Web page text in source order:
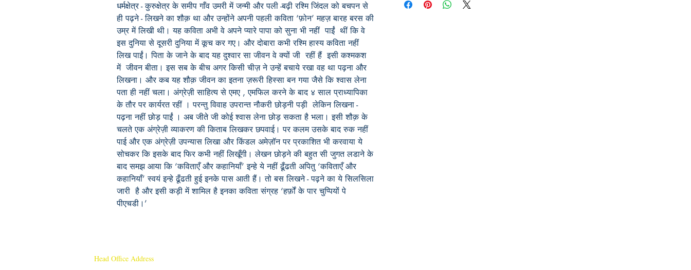
धर्मक्षेत्र - कुरुक्षेत्र के समीप गाँव उमरी में जन्मी और पली -बढ़ी रश्मि जिंदल को बचपन से
ही पढ़ने - लिखने का शौक़ था और उन्होंने अपनी पहली कविता ‘फ़ोन’ महज़ बारह बरस की
उम्र में लिखी थी। यह कविता अभी वे अपने प्यारे पापा को सुना भी नहीं पाईं थीं कि वे
इस दुनिया से दूसरी दुनिया में कूच कर गए। और दोबारा कभी रश्मि हास्य कविता नहीं
लिख पाईं। पिता के जाने के बाद यह दुश्वार सा जीवन वे क्यों जी रहीं हैं इसी कश्मकश
में जीवन बीता। इस सब के बीच अगर किसी चीज़ ने उन्हें बचाये रखा वह था पढ़ना और
लिखना। और कब यह शौक़ जीवन का इतना ज़रूरी हिस्सा बन गया जैसे कि श्वास लेना
पता ही नहीं चला। अंग्रेज़ी साहित्य से एमए , एमफिल करने के बाद ४ साल प्राध्यापिका
के तौर पर कार्यरत रहीं । परन्तु विवाह उपरान्त नौकरी छोड़नी पड़ी लेकिन लिखना -
पढ़ना नहीं छोड़ पाईं । अब जीते जी कोई श्वास लेना छोड़ सकता है भला। इसी शौक़ के
चलते एक अंग्रेज़ी व्याकरण की किताब लिखकर छपवाई। पर कलम उसके बाद रुक नहीं
पाई और एक अंग्रेज़ी उपन्यास लिखा और किंडल अमेज़ॉन पर प्रकाशित भी करवाया ये
सोचकर कि इसके बाद फिर कभी नहीं लिखूँगी। लेखन छोड़ने की बहुत सी जुगत लडाने के
बाद समझ आया कि ‘कविताएँ और कहानियाँ’ इन्हे ये नहीं ढूँढती अपितु ‘कविताएँ और
कहानियाँ’ स्वयं इन्हे ढूँढती हुई इनके पास आती हैं। तो बस लिखने - पढ़ने का ये सिलसिला
जारी है और इसी कड़ी में शामिल है इनका कविता संग्रह ‘हर्फ़ों के पार चुप्पियों पे
पीएचडी।’
Head Office Address